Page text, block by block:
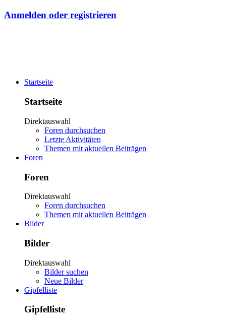
Anmelden oder registrieren
Startseite
Startseite
Direktauswahl
Foren durchsuchen
Letzte Aktivitäten
Themen mit aktuellen Beiträgen
Foren
Foren
Direktauswahl
Foren durchsuchen
Themen mit aktuellen Beiträgen
Bilder
Bilder
Direktauswahl
Bilder suchen
Neue Bilder
Gipfelliste
Gipfelliste